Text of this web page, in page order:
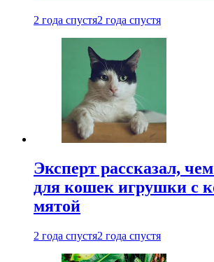
2 года спустя2 года спустя
Эксперт рассказал,
для кошек игрушки с
мятой
2 года спустя2 года спустя